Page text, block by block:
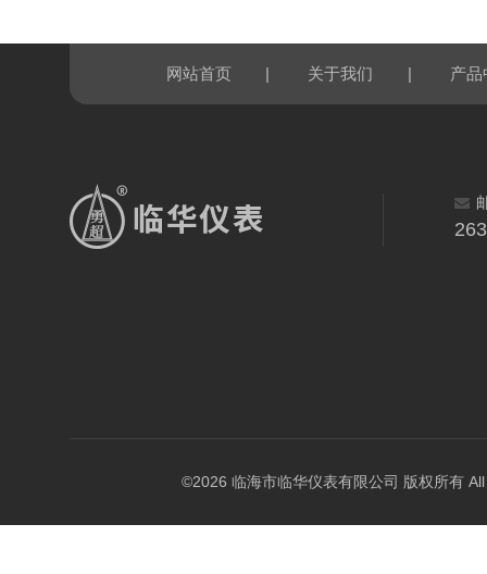
网站首页 | 关于我们 | 产品
©2026 临海市临华仪表有限公司 版权所有